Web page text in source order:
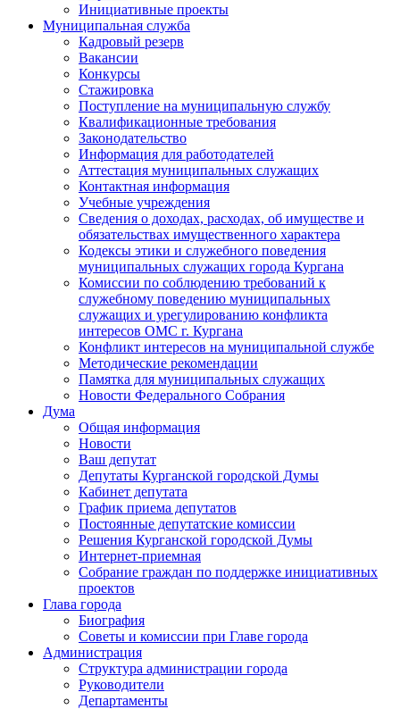
Инициативные проекты
Муниципальная служба
Кадровый резерв
Вакансии
Конкурсы
Стажировка
Поступление на муниципальную службу
Квалификационные требования
Законодательство
Информация для работодателей
Аттестация муниципальных служащих
Контактная информация
Учебные учреждения
Сведения о доходах, расходах, об имуществе и
обязательствах имущественного характера
Кодексы этики и служебного поведения
муниципальных служащих города Кургана
Комиссии по соблюдению требований к
служебному поведению муниципальных
служащих и урегулированию конфликта
интересов ОМС г. Кургана
Конфликт интересов на муниципальной службе
Методические рекомендации
Памятка для муниципальных служащих
Новости Федерального Cобрания
Дума
Общая информация
Новости
Ваш депутат
Депутаты Курганской городской Думы
Кабинет депутата
График приема депутатов
Постоянные депутатские комиссии
Решения Курганской городской Думы
Интернет-приемная
Собрание граждан по поддержке инициативных
проектов
Глава города
Биография
Советы и комиссии при Главе города
Администрация
Структура администрации города
Руководители
Департаменты